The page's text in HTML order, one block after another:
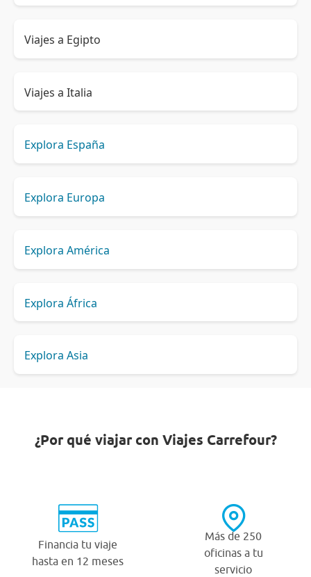
Viajes a Egipto
Viajes a Italia
Explora España
Explora Europa
Explora América
Explora África
Explora Asia
¿Por qué viajar con Viajes Carrefour?
Financia tu viaje
hasta en 12 meses
Más de 250
oficinas a tu
servicio